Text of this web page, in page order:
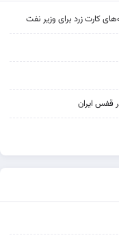
قفس ایران